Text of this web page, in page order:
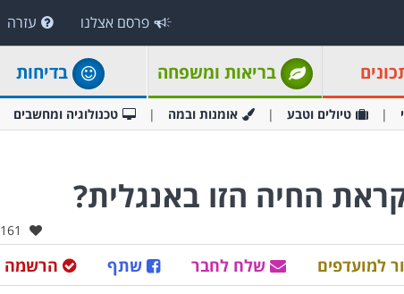
פרסם אצלנו עזרה
בריאות ומשפחה בדיחות
טיולים וטבע אומנות ובמה טכנולוגיה ומחשבים
החיה הזו באנגלית?
אהבו:
161
הרשמה שתף שלח לחבר למועדפים